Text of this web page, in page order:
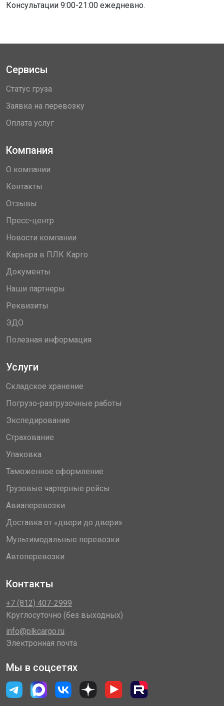
Консультации 9:00-21:00 ежедневно.
Сервисы
Статус груза
Заявка на перевозку
Оплата услуг
Компания
О компании
Контакты
Отзывы
Пресс-центр
Новости компании
Карьера в ПЛК Карго
Документы
Наши партнеры
Реквизиты
ЭДО
Полезная информация
Услуги
Складское хранение
Погрузо-разгрузочные работы
Экспедирование
Страхование
Упаковка
Таможенное оформление
Грузовые чартерные рейсы
Авиаперевозки
Доставка от «двери до двери»
Мультимодальные перевозки
Автоперевозки
Контакты
+7 (812) 407-2999
Круглосуточно (без выходных)
info@plkcargo.ru
Электронная почта
Мы в соцсетях